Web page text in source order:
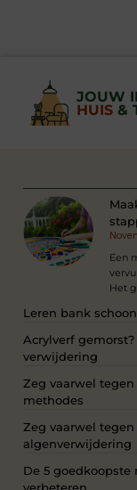
JOUW
HUIS &
Een
Het
Leren bank
Acrylverf
verwijdering
Zeg vaarwel
methodes
Zeg vaarwel
algenverwijdering
De 5